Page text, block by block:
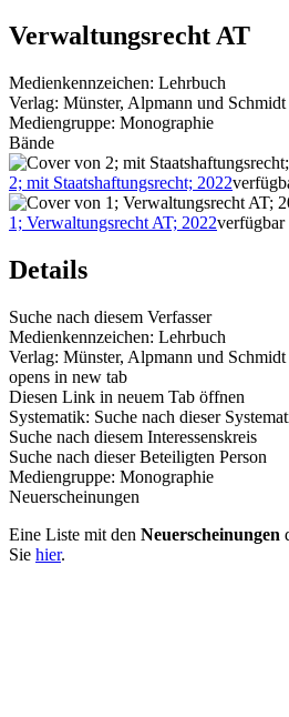
Verwaltungsrecht AT
Medienkennzeichen: Lehrbuch
Verlag: Münster, Alpmann und Schmidt
Mediengruppe: Monographie
Bände
2; mit Staatshaftungsrecht; 2022
1; Verwaltungsrecht AT; 2022verfügbar
Details
Suche nach diesem Verfasser
Medienkennzeichen: Lehrbuch
Verlag: Münster, Alpmann und Schmidt
opens in new tab
Diesen Link in neuem Tab öffnen
Systematik: Suche nach dieser
Suche nach diesem Interessenskreis
Suche nach dieser Beteiligten Person
Mediengruppe: Monographie
Neuerscheinungen
Eine Liste mit den Neuerscheinungen
Sie hier.